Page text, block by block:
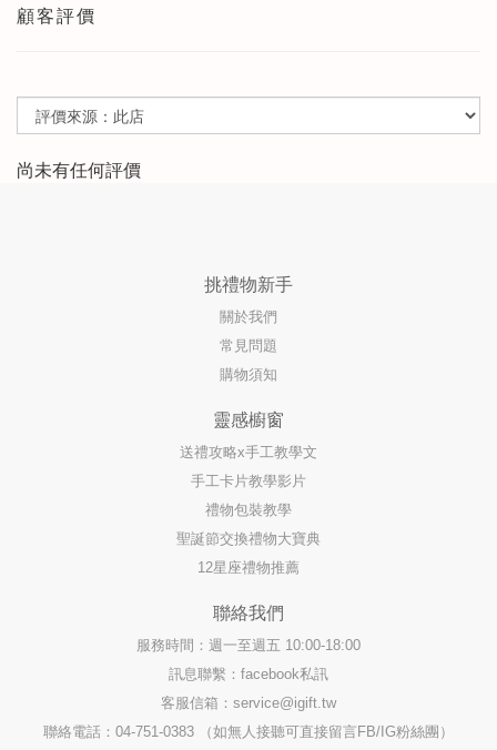
顧客評價
尚未有任何評價
挑禮物新手
關於我們
常見問題
購物須知
靈感櫥窗
送禮攻略x手工教學文
手工卡片教學影片
禮物包裝教學
聖誕節交換禮物大寶典
12星座禮物推薦
聯絡我們
服務時間：週一至週五 10:00-18:00
訊息聯繫：facebook私訊
客服信箱： service@igift.tw
聯絡電話：04-751-0383 （如無人接聽可直接留言FB/IG粉絲團）